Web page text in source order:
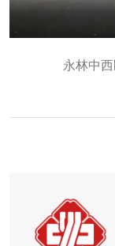
永林中西